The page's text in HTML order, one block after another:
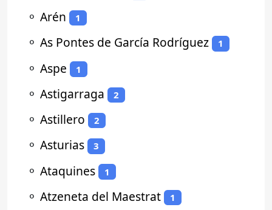
⚬ Arén 1
⚬ As Pontes de García Rodríguez 1
⚬ Aspe 1
⚬ Astigarraga 2
⚬ Astillero 2
⚬ Asturias 3
⚬ Ataquines 1
⚬ Atzeneta del Maestrat 1